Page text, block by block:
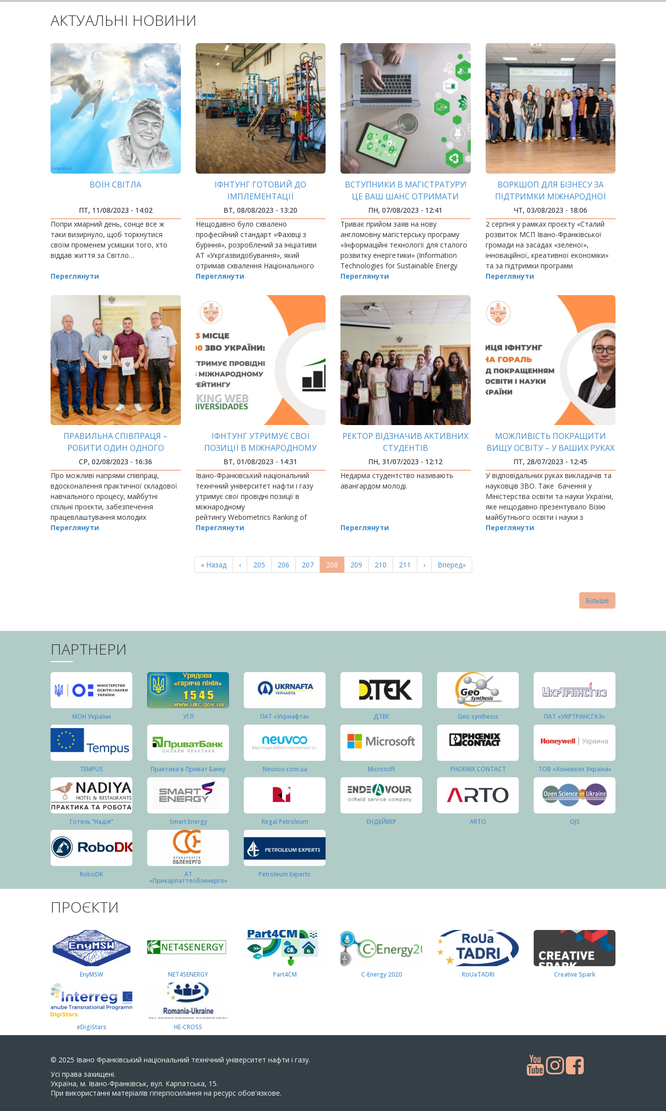
АКТУАЛЬНІ НОВИНИ
ВОЇН СВІТЛА
ПТ, 11/08/2023 - 14:02
Попри хмарний день, сонце все ж
таки визирнуло, щоб торкнутися
своїм променем усмішки того, хто
віддав життя за Світло…
Переглянути
ІФНТУНГ ГОТОВИЙ ДО
ІМПЛЕМЕНТАЦІЇ
ПРОФЕСІЙНОГО СТАНДАРТУ
«ФАХІВЦІ З БУРІННЯ» В ОПП
ВТ, 08/08/2023 - 13:20
Нещодавно було схвалено
професійний стандарт «Фахівці з
буріння», розроблений за ініціативи
АТ «Укргазвидобування», який
отримав схвалення Національного
агентства кваліфікацій.
Переглянути
ВСТУПНИКИ В МАГІСТРАТУРУ!
ЦЕ ВАШ ШАНС ОТРИМАТИ
ОСВІТУ БРИТАНСЬКОЇ ЯКОСТІ В
УКРАЇНІ!
ПН, 07/08/2023 - 12:41
Триває прийом заяв на нову
англомовну магістерську програму
«Інформаційні технології для сталого
розвитку енергетики» (Information
Technologies for Sustainable Energy
Engineering, IT4SEE), що
Переглянути
ВОРКШОП ДЛЯ БІЗНЕСУ ЗА
ПІДТРИМКИ МІЖНАРОДНОЇ
ПРОГРАМИ EU4BUSINESS
ЧТ, 03/08/2023 - 18:06
2 серпня у рамках проєкту «Сталий
розвиток МСП Івано-Франківської
громади на засадах «зеленої»,
інноваційної, креативної економіки»
та за підтримки програми
міжнародної співпраці «EU4Business:
конкурентоспроможність та
Переглянути
ПРАВИЛЬНА СПІВПРАЦЯ –
РОБИТИ ОДИН ОДНОГО
КРАЩИМ!
СР, 02/08/2023 - 16:36
Про можливі напрями співпраці,
вдосконалення практичної складової
навчального процесу, майбутні
спільні проєкти, забезпечення
працевлаштування молодих
спеціалістів йшлося сьогодні, 2
Переглянути
ІФНТУНГ УТРИМУЄ СВОЇ
ПОЗИЦІЇ В МІЖНАРОДНОМУ
РЕЙТИНГУ WEBOMETRICS
ВТ, 01/08/2023 - 14:31
Івано-Франківський національний
технічний університет нафти і газу
утримує свої провідні позиції в
міжнародному
рейтингу Webometrics Ranking of
World’s Universities.
Переглянути
РЕКТОР ВІДЗНАЧИВ АКТИВНИХ
СТУДЕНТІВ
ПН, 31/07/2023 - 12:12
Недарма студентство називають
авангардом молоді.
Переглянути
МОЖЛИВІСТЬ ПОКРАЩИТИ
ВИЩУ ОСВІТУ – У ВАШИХ РУКАХ
ПТ, 28/07/2023 - 12:45
У відповідальних руках викладачів та
науковців ЗВО. Таке бачення у
Міністерства освіти та науки України,
яке нещодавно презентувало Візію
майбутнього освіти і науки з
відображанням цілей та принципів
Переглянути
Перша
сторінка
« Назад
Попередня
сторінка
‹ Page
205 Page
206 Page
207
Поточна
сторінка
208 Page
209 Page
210 Page
211
Наступна
сторінка
›
Остання
сторінка
Вперед»
Більше
ПАРТНЕРИ
МОН України УГЛ ПАТ «Укрнафта» ДТЕК Geo synthesis ПАТ «УКРТРАНСГАЗ»
TEMPUS Практика в Приват Банку Neuvoo.com.ua Microsoft PHOENIX CONTACT ТОВ «Хоневелл Україна»
Готель “Надія” Smart Energy Regal Petroleum ЕНДЕЙВЕР ARTO OJS
RoboDK АТ
«Прикарпаттяобленерго»
Petroleum Experts
ПРОЄКТИ
EnyMSW NET4SENERGY Part4СМ C-Energy 2020 RoUaTADRI Creative Spark
eDigiStars HE-CROSS
© 2025 Івано Франківський національний технічний університет нафти і газу.
Усi права захищенi.
Україна, м. Івано-Франківськ, вул. Карпатська, 15.
При використанні матеріалів гіперпосилання на ресурс обов'язкове.